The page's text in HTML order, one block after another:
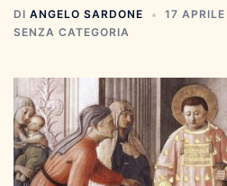
DI ANGELO SARDONE
17
SENZA CATEGORIA